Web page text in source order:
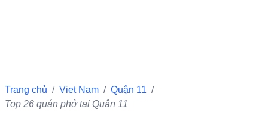
Trang chủ / Viet Nam / Quận 11 /
Top 26 quán phở tại Quận 11